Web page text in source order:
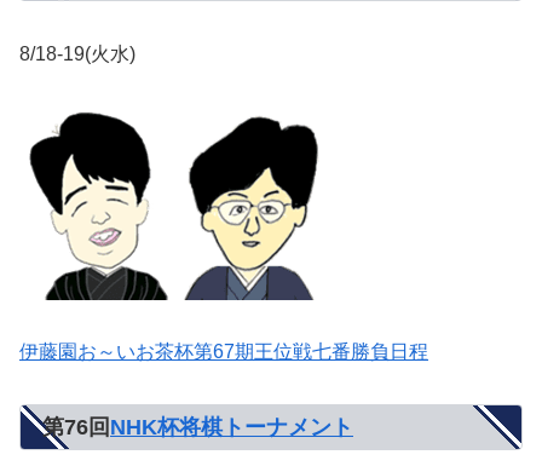
8/18-19(火水)
伊藤園お～いお茶杯第67期王位戦七番勝負日程
第76回 NHK杯将棋トーナメント